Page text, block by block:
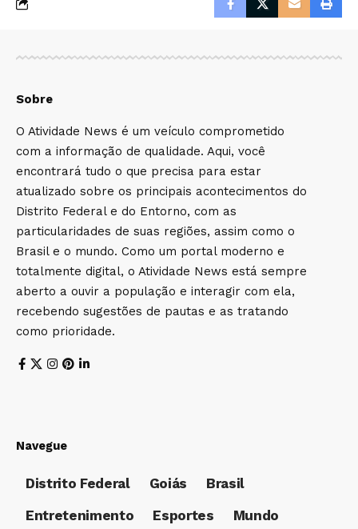
Sobre
O Atividade News é um veículo comprometido
com a informação de qualidade. Aqui, você
encontrará tudo o que precisa para estar
atualizado sobre os principais acontecimentos do
Distrito Federal e do Entorno, com as
particularidades de suas regiões, assim como o
Brasil e o mundo. Como um portal moderno e
totalmente digital, o Atividade News está sempre
aberto a ouvir a população e interagir com ela,
recebendo sugestões de pautas e as tratando
como prioridade.
Navegue
Distrito Federal Goiás
Brasil
Entretenimento
Esportes Mundo